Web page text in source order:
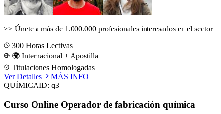
>> Únete a más de 1.000.000 profesionales interesados en el sector
300 Horas Lectivas
🌍 Internacional + Apostilla
Titulaciones Homologadas
Ver Detalles
MÁS INFO
QUÍMICAID: q3
Curso Online Operador de fabricación química